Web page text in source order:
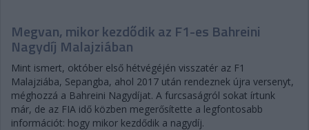
Megvan, mikor kezdődik az F1-es Bahreini
Nagydíj Malajziában
Mint ismert, október első hétvégéjén visszatér az F1
Malajziába, Sepangba, ahol 2017 után rendeznek újra versenyt,
méghozzá a Bahreini Nagydíjat. A furcsaságról sokat írtunk
már, de az FIA idő közben megerősítette a legfontosabb
információt: hogy mikor kezdődik a nagydíj.